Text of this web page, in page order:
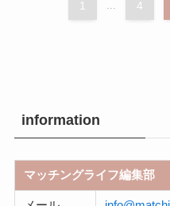
1 ... 4
information
マッチングライフ編集部